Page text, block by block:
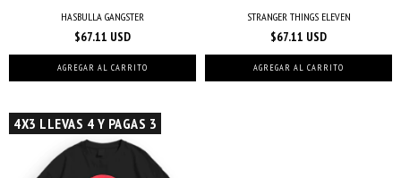
HASBULLA GANGSTER
$67.11 USD
AGREGAR AL CARRITO
STRANGER THINGS ELEVEN
$67.11 USD
AGREGAR AL CARRITO
4X3 LLEVAS 4 Y PAGAS 3